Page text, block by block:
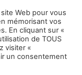
.
Web pour vous
mémorisant vos
En cliquant sur «
de TOUS
visiter «
un consentement